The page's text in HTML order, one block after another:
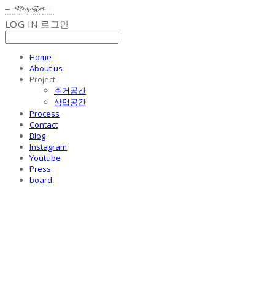
LOG IN 로그인
Home
About us
Project
주거공간
상업공간
Process
Contact
Blog
Instagram
Youtube
Press
board